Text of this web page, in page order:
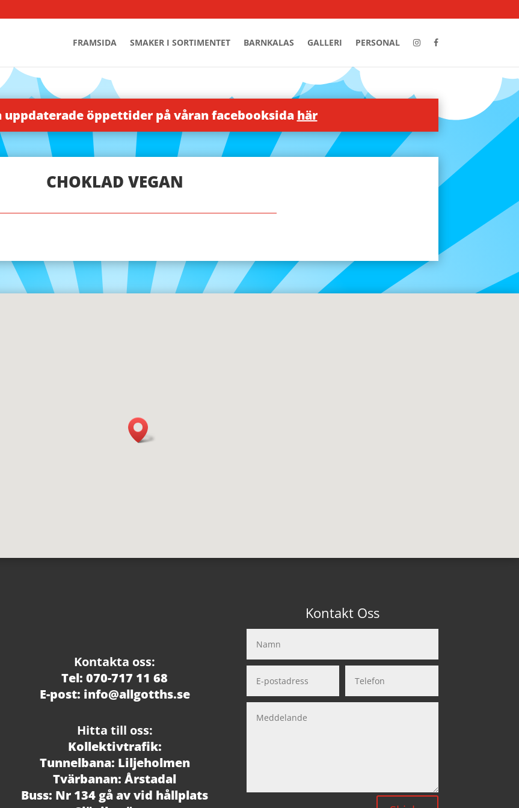
FRAMSIDA SMAKER I SORTIMENTET BARNKALAS GALLERI PERSONAL
uppdaterade öppettider på våran facebooksida här
CHOKLAD VEGAN
Kontakta oss:
Tel: 070-717 11 68
E-post: info@allgotths.se
Hitta till oss:
Kollektivtrafik:
Tunnelbana: Liljeholmen
Tvärbanan: Årstadal
Buss: Nr 134 gå av vid hållplats
Kontakt Oss